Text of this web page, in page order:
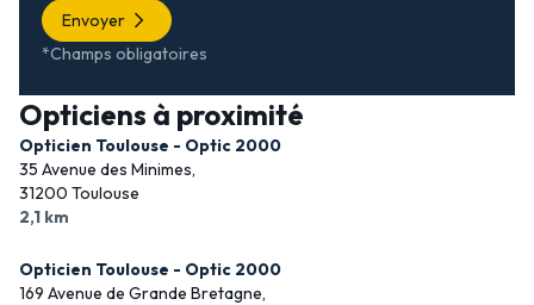
Envoyer
*Champs obligatoires
Opticiens à proximité
Opticien Toulouse - Optic 2000
35 Avenue des Minimes,
31200 Toulouse
2,1 km
Opticien Toulouse - Optic 2000
169 Avenue de Grande Bretagne,